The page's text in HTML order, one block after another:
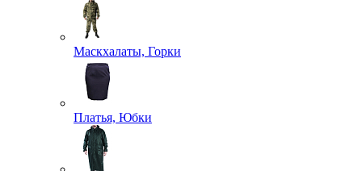
Маскхалаты, Горки
Платья, Юбки